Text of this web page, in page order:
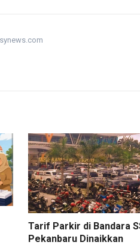
Tarif Parkir di Bandara
Pekanbaru Dinaikkan